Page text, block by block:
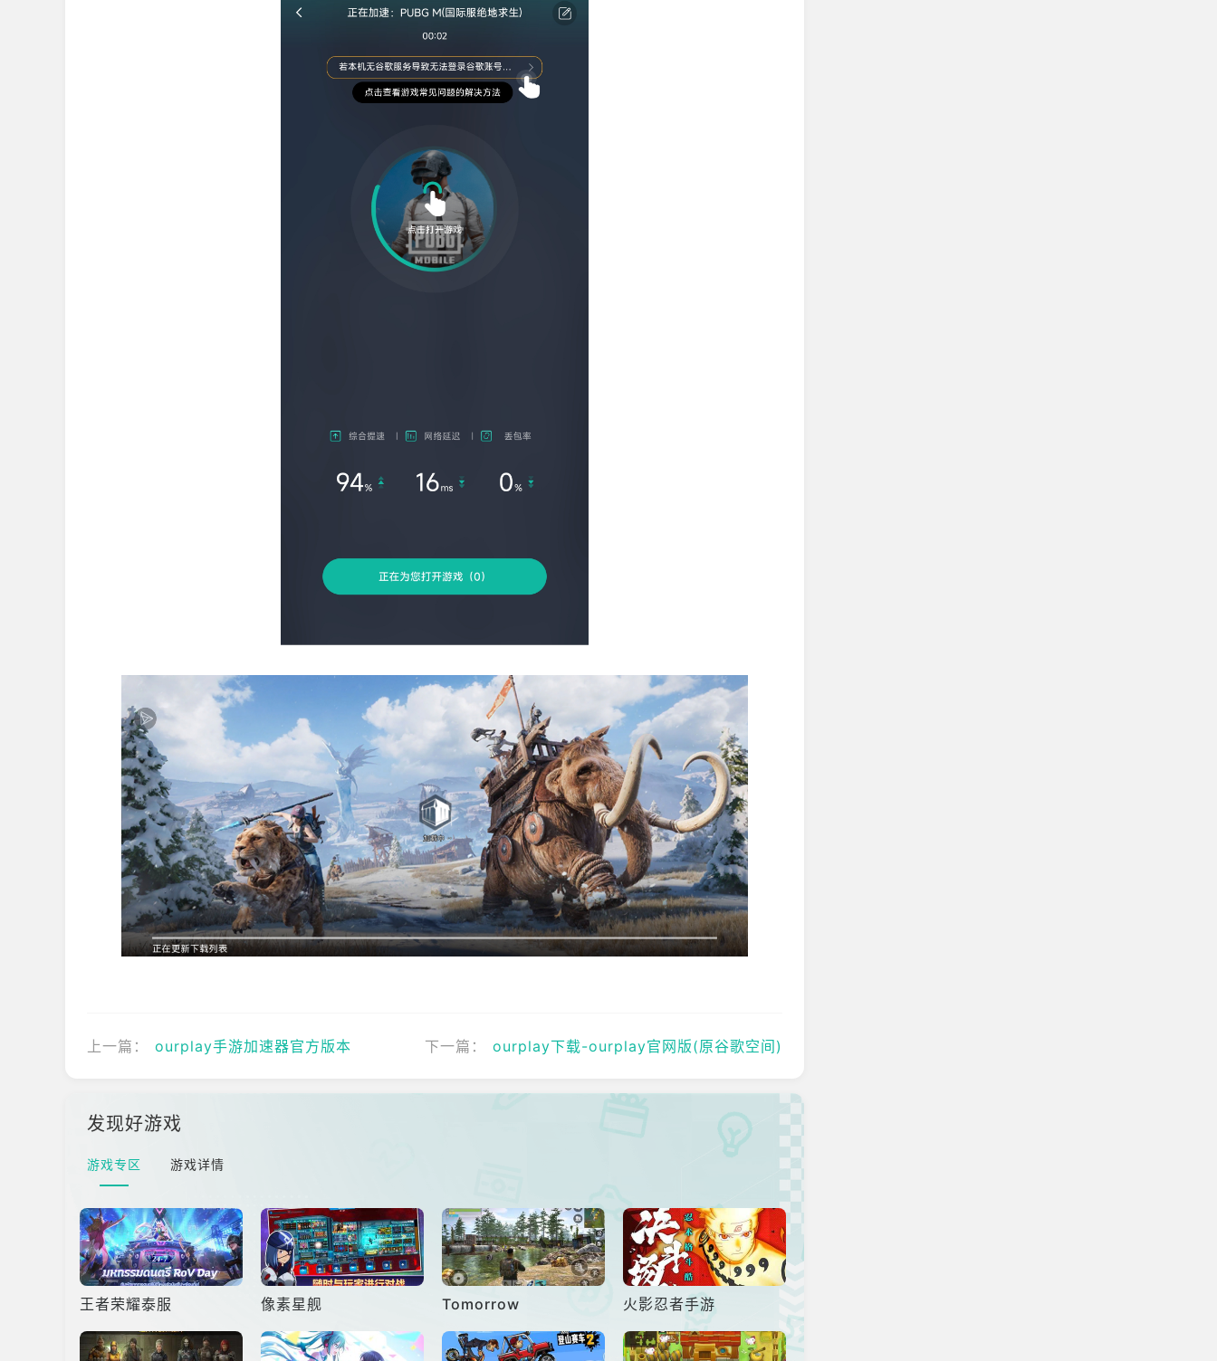
上一篇： ourplay手游加速器官方版本 下一篇： ourplay下载-ourplay官网版(原谷歌空间)
发现好游戏
游戏专区 游戏详情
王者荣耀泰服 像素星舰 Tomorrow 火影忍者手游